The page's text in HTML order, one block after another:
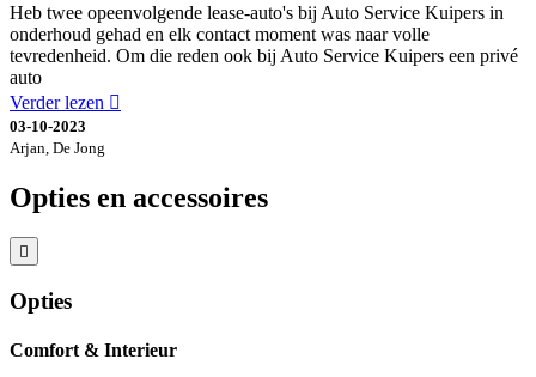
Heb twee opeenvolgende lease-auto's bij Auto Service Kuipers in
onderhoud gehad en elk contact moment was naar volle
tevredenheid. Om die reden ook bij Auto Service Kuipers een privé
auto
Verder lezen
03-10-2023
Arjan, De Jong
Opties en accessoires
Opties
Comfort & Interieur